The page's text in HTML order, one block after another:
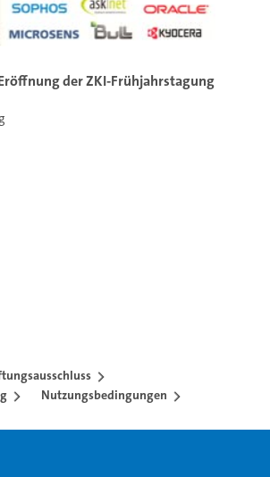
der ZKI-Frühjahrstagung
Nutzungsbedingungen